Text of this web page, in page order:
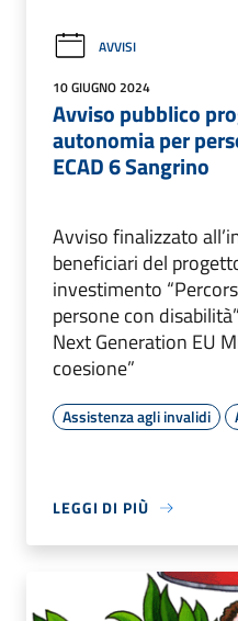
AVVISI
10 GIUGNO 2024
Avviso pubblico
autonomia per
ECAD 6 Sangrino
Avviso finalizzato
beneficiari del
investimento
persone con
Next Generation EU
coesione”
Assistenza agli invalidi
LEGGI DI PIÙ